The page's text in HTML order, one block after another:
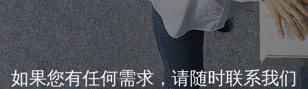
如果您有任何需求，请随时联系我们